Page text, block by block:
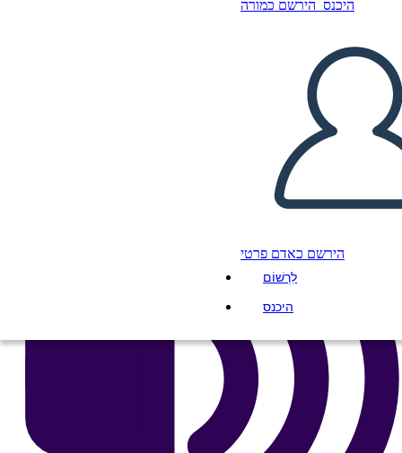
היכנס הירשם כמורה
הירשם כאדם פרטי
לִרְשׁוֹם
היכנס